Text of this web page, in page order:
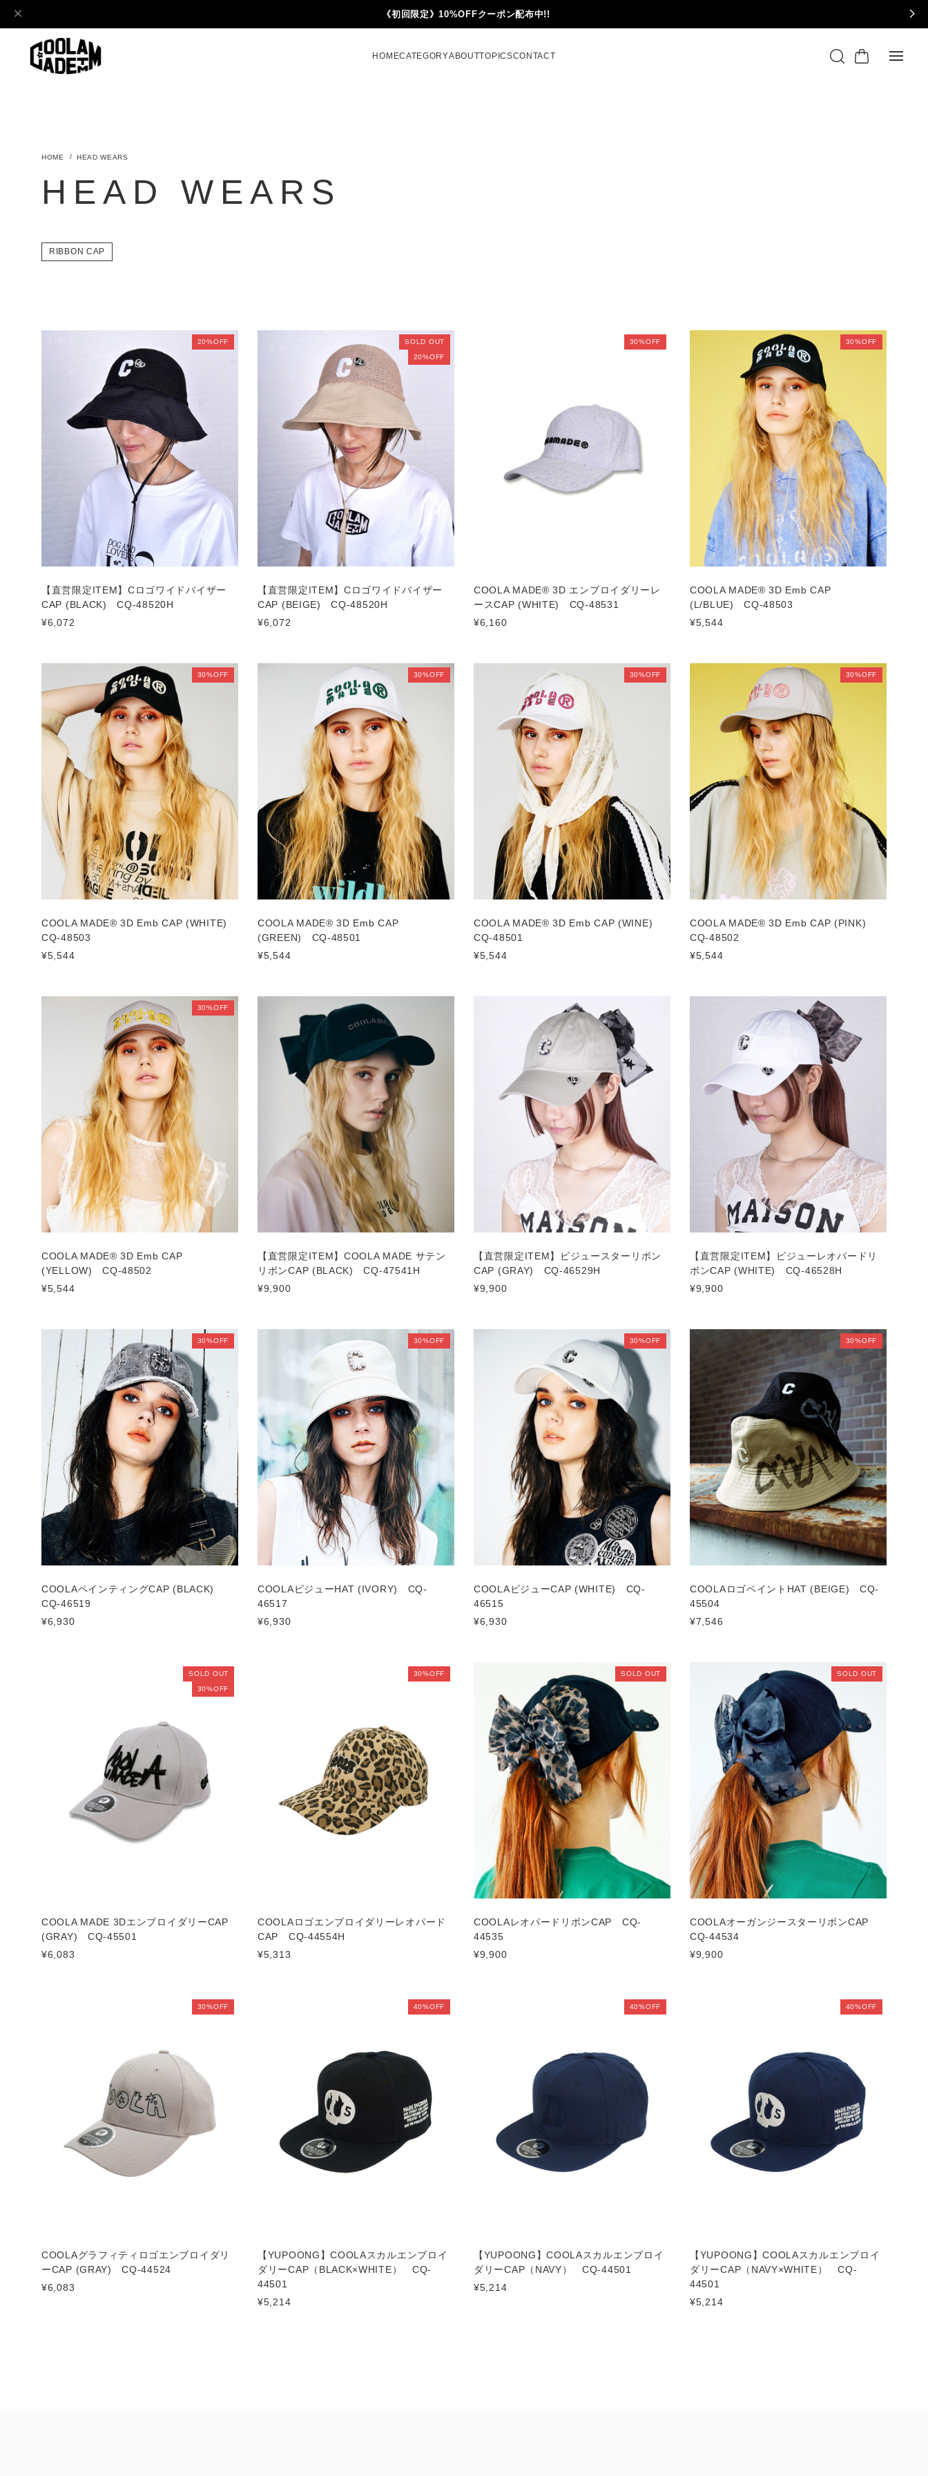
《初回限定》10%OFFクーポン配布中!!
HOMECATEGORYABOUTTOPICSCONTACT
HEAD WEARS
HEAD WEARS
RIBBON CAP
20%OFF
【直営限定ITEM】Cロゴワイドバイザー
CAP (BLACK) CQ-48520H
¥6,072
SOLD OUT
20%OFF
【直営限定ITEM】Cロゴワイドバイザー
CAP (BEIGE) CQ-48520H
¥6,072
30%OFF
COOLA MADE® 3D エンブロイダリーレ
ースCAP (WHITE) CQ-48531
¥6,160
30%OFF
COOLA MADE® 3D Emb CAP
(L/BLUE) CQ-48503
¥5,544
30%OFF
COOLA MADE® 3D Emb CAP (WHITE)
CQ-48503
¥5,544
30%OFF
COOLA MADE® 3D Emb CAP
(GREEN) CQ-48501
¥5,544
30%OFF
COOLA MADE® 3D Emb CAP (WINE)
CQ-48501
¥5,544
30%OFF
COOLA MADE® 3D Emb CAP (PINK)
CQ-48502
¥5,544
30%OFF
COOLA MADE® 3D Emb CAP
(YELLOW) CQ-48502
¥5,544
【直営限定ITEM】COOLA MADE サテン
リボンCAP (BLACK) CQ-47541H
¥9,900
【直営限定ITEM】ビジュースターリボン
CAP (GRAY) CQ-46529H
¥9,900
【直営限定ITEM】ビジューレオパードリ
ボンCAP (WHITE) CQ-46528H
¥9,900
30%OFF
COOLAペインティングCAP (BLACK)
CQ-46519
¥6,930
30%OFF
COOLAビジューHAT (IVORY) CQ-
46517
¥6,930
30%OFF
COOLAビジューCAP (WHITE) CQ-
46515
¥6,930
30%OFF
COOLAロゴペイントHAT (BEIGE) CQ-
45504
¥7,546
SOLD OUT
30%OFF
COOLA MADE 3DエンブロイダリーCAP
(GRAY) CQ-45501
¥6,083
30%OFF
COOLAロゴエンブロイダリーレオパード
CAP CQ-44554H
¥5,313
SOLD OUT
COOLAレオパードリボンCAP CQ-
44535
¥9,900
SOLD OUT
COOLAオーガンジースターリボンCAP
CQ-44534
¥9,900
30%OFF
COOLAグラフィティロゴエンブロイダリ
ーCAP (GRAY) CQ-44524
¥6,083
40%OFF
【YUPOONG】COOLAスカルエンブロイ
ダリーCAP（BLACK×WHITE） CQ-
44501
¥5,214
40%OFF
【YUPOONG】COOLAスカルエンブロイ
ダリーCAP（NAVY） CQ-44501
¥5,214
40%OFF
【YUPOONG】COOLAスカルエンブロイ
ダリーCAP（NAVY×WHITE） CQ-
44501
¥5,214